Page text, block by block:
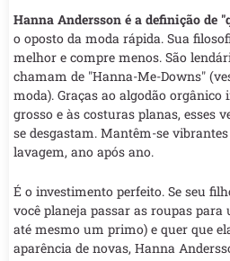
Hanna Andersson é a definição de
o oposto da moda rápida. Sua
melhor e compre menos. São
chamam de "Hanna-Me-Downs"
moda). Graças ao algodão
grosso e às costuras planas, esses
se desgastam. Mantêm-se
lavagem, ano após ano.
É o investimento perfeito. Se seu
você planeja passar as roupas
até mesmo um primo) e quer que
aparência de novas, Hanna